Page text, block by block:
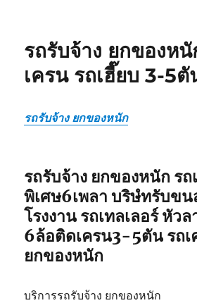
รถรับจ้าง ยกของห
เครน รถเฮี๊ยบ 3-5ตั
รถรับจ้าง ยกของหนัก
รถรับจ้าง ยกของหนัก รถ
พิเศษ6เพลา บริษํทรับขน
โรงงาน รถเทลเลอร์ หัว
6ล้อติดเครน3-5ตัน รถ
ยกของหนัก
บริการรถรับจ้าง ยกของหนัก